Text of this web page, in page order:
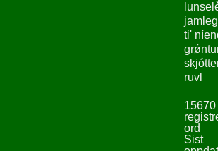
ti'
ruvl
15670
ord
Sist